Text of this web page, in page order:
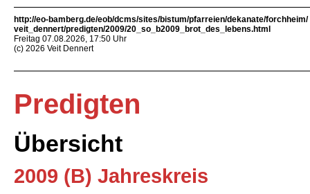
http://eo-bamberg.de/eob/dcms/sites/bistum/pfarreien/dekanate/forchheim/
veit_dennert/predigten/2009/20_so_b2009_brot_des_lebens.html
Freitag 07.08.2026, 17:50 Uhr
(c) 2026 Veit Dennert
Predigten
Übersicht
2009 (B) Jahreskreis